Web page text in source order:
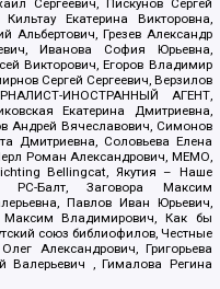
Сергеевич, Пискунов Сергей
Екатерина Викторовна,
Грезев Александр
Иванова София Юрьевна,
Викторович, Егоров Владимир
Сергей Сергеевич, Верзилов
ИНОСТРАННЫЙ АГЕНТ,
Екатерина Дмитриевна,
Андрей Вячеславович, Симонов
Дмитриевна, Соловьева Елена
Роман Александрович, МЕМО,
Bellingcat, Якутия – Наше
Балт, Заговора Максим
Павлов Иван Юрьевич,
Максим Владимирович, Как бы
союз библиофилов, Честные
Александрович, Григорьева
Валерьевич , Гималова Регина